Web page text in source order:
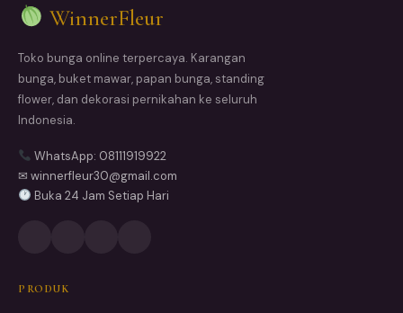
WinnerFleur
Toko bunga online terpercaya. Karangan
bunga, buket mawar, papan bunga, standing
flower, dan dekorasi pernikahan ke seluruh
Indonesia.
WhatsApp: 08111919922
✉ winnerfleur30@gmail.com
Buka 24 Jam Setiap Hari
PRODUK